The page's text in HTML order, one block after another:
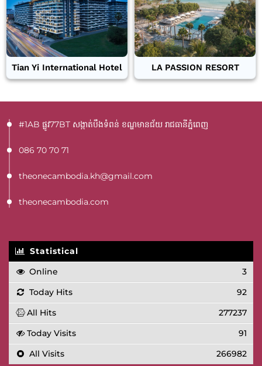
Tian Yi International Hotel LA PASSION RESORT
#1AB ផ្លូវ77BT​ សង្កាត់បឹងទំពន់ ខណ្ឌមានជ័យ រាជធានីភ្នំពេញ
086 70 70 71
theonecambodia.kh@gmail.com
theonecambodia.com
Statistical
Online
3
Today Hits
92
All Hits
277237
Today Visits
91
All Visits
266982